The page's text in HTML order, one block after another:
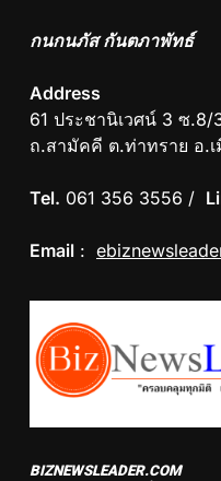
กนกนภัส กันตภาพัทธ์
Address
61 ประชานิเวศน์ 3 ซ.8/
ถ.สามัคคี ต.ท่าทราย อ.เ
Tel. 061 356 3556 /
Email :
BIZNEWSLEADER.COM